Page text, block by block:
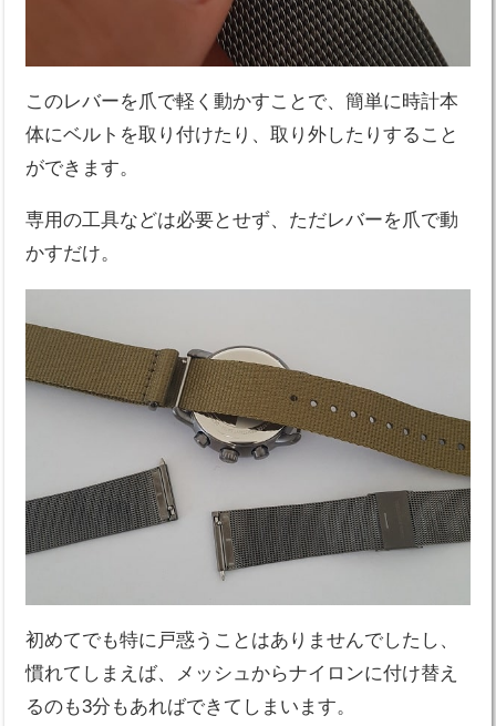
このレバーを爪で軽く動かすことで、簡単に時計本
体にベルトを取り付けたり、取り外したりすること
ができます。
専用の工具などは必要とせず、ただレバーを爪で動
かすだけ。
初めてでも特に戸惑うことはありませんでしたし、
慣れてしまえば、メッシュからナイロンに付け替え
るのも3分もあればできてしまいます。